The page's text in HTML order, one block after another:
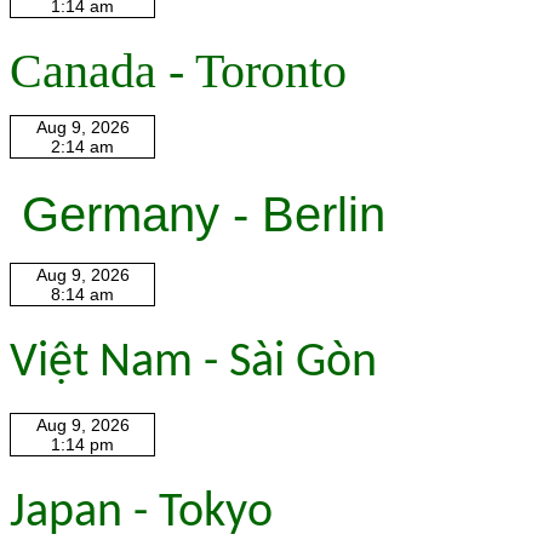
Canada - Toronto
Germany - Berlin
Việt Nam - Sài Gòn
Japan - Tokyo